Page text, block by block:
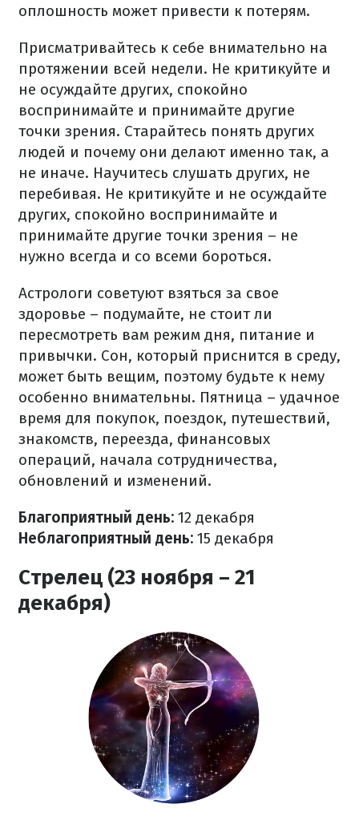
оплошность может привести к потерям.
Присматривайтесь к себе внимательно на
протяжении всей недели. Не критикуйте и
не осуждайте других, спокойно
воспринимайте и принимайте другие
точки зрения. Старайтесь понять других
людей и почему они делают именно так, а
не иначе. Научитесь слушать других, не
перебивая. Не критикуйте и не осуждайте
других, спокойно воспринимайте и
принимайте другие точки зрения – не
нужно всегда и со всеми бороться.
Астрологи советуют взяться за свое
здоровье – подумайте, не стоит ли
пересмотреть вам режим дня, питание и
привычки. Сон, который приснится в среду,
может быть вещим, поэтому будьте к нему
особенно внимательны. Пятница – удачное
время для покупок, поездок, путешествий,
знакомств, переезда, финансовых
операций, начала сотрудничества,
обновлений и изменений.
Благоприятный день: 12 декабря
Неблагоприятный день: 15 декабря
Стрелец (23 ноября – 21
декабря)